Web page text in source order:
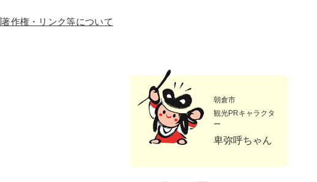
著作権・リンク等について
朝倉市
観光PRキャラクタ
ー
卑弥呼ちゃん